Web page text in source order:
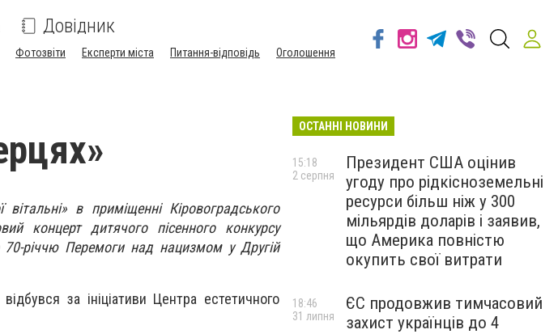
Довідник
Фотозвіти Експерти міста Питання-відповідь Оголошення
в приміщенні Кіровоградського
концерт дитячого пісенного конкурсу
річчю Перемоги над нацизмом у Другій
за ініціативи Центра естетичного
ОСТАННІ НОВИНИ
Президент США оцінив
угоду про рідкісноземельні
ресурси більш ніж у 300
мільярдів доларів і заявив,
що Америка повністю
окупить свої витрати
15:18
2 серпня
ЄС продовжив тимчасовий
захист українців до 4
18:46
31 липня